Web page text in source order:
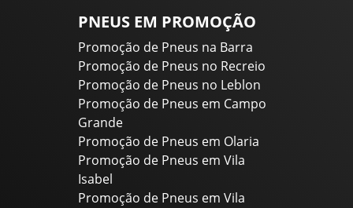
PNEUS EM PROMOÇÃO
Promoção de Pneus na Barra
Promoção de Pneus no Recreio
Promoção de Pneus no Leblon
Promoção de Pneus em Campo
Grande
Promoção de Pneus em Olaria
Promoção de Pneus em Vila
Isabel
Promoção de Pneus em Vila